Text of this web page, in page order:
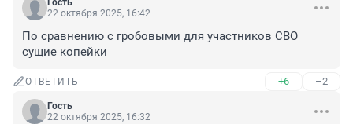
Гость
22 октября 2025, 16:42
По сравнению с гробовыми для участников СВО
сущие копейки
ОТВЕТИТЬ +6 –2
Гость
22 октября 2025, 16:32